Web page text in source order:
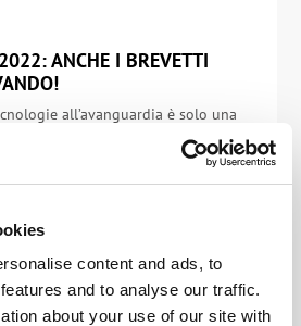
content and ads, to
and to analyse our traffic.
about your use of our site with
ANCHE I BREVETTI
all’avanguardia è solo una
comporta un processo
c’è progresso, ma senza il lungo